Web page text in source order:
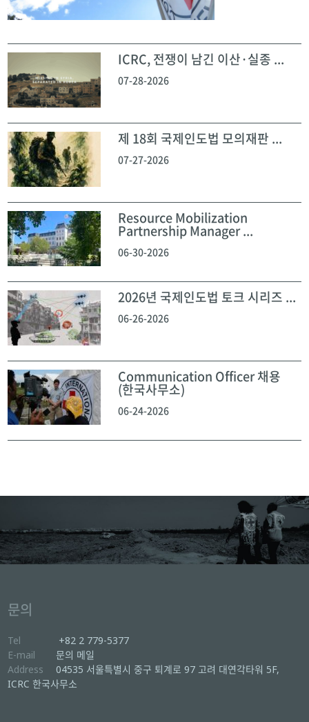
ICRC, 전쟁이 남긴 이산·실종 ...
07-28-2026
제 18회 국제인도법 모의재판 ...
07-27-2026
Resource Mobilization
Partnership Manager ...
06-30-2026
2026년 국제인도법 토크 시리즈 ...
06-26-2026
Communication Officer 채용
(한국사무소)
06-24-2026
문의
Tel
+82 2 779-5377
E-mail
문의 메일
Address
04535 서울특별시 중구 퇴계로 97 고려 대연각타워 5F,
ICRC 한국사무소